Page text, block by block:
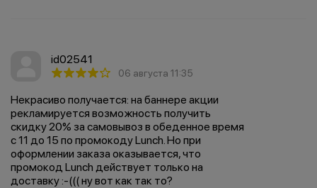
id02541
06 августа 11:35
Некрасиво получается: на баннере акции
рекламируется возможность получить
скидку 20% за самовывоз в обеденное время
с 11 до 15 по промокоду Lunch. Но при
оформлении заказа оказывается, что
промокод Lunch действует только на
доставку :-((( ну вот как так то?